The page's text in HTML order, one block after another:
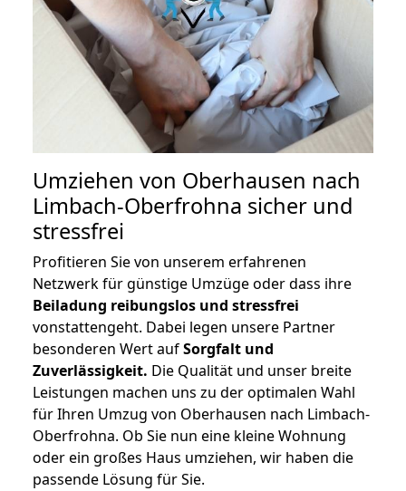
Umziehen von Oberhausen nach
Limbach-Oberfrohna sicher und
stressfrei
Profitieren Sie von unserem erfahrenen
Netzwerk für günstige Umzüge oder dass ihre
Beiladung reibungslos und stressfrei
vonstattengeht. Dabei legen unsere Partner
besonderen Wert aufSorgfalt und
Zuverlässigkeit. Die Qualität und unser breite
Leistungen machen uns zu der optimalen Wahl
für Ihren Umzug von Oberhausen nach Limbach-
Oberfrohna. Ob Sie nun eine kleine Wohnung
oder ein großes Haus umziehen, wir haben die
passende Lösung für Sie.